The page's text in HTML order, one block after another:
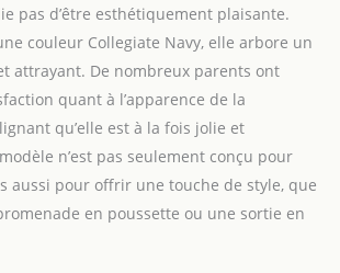
pas d’être esthétiquement plaisante.
couleur Collegiate Navy, elle arbore un
attrayant. De nombreux parents ont
quant à l’apparence de la
qu’elle est à la fois jolie et
n’est pas seulement conçu pour
aussi pour offrir une touche de style, que
en poussette ou une sortie en